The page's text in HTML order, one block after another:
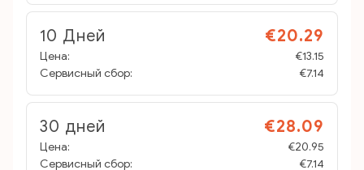
10 Дней €20.29
Цена:
€13.15
Сервисный сбор:
€7.14
30 дней €28.09
Цена:
€20.95
Сервисный сбор:
€7.14